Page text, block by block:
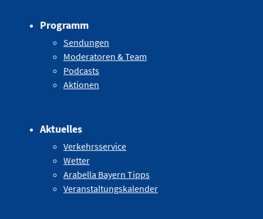
Programm
Sendungen
Moderatoren & Team
Podcasts
Aktionen
Aktuelles
Verkehrsservice
Wetter
Arabella Bayern Tipps
Veranstaltungskalender